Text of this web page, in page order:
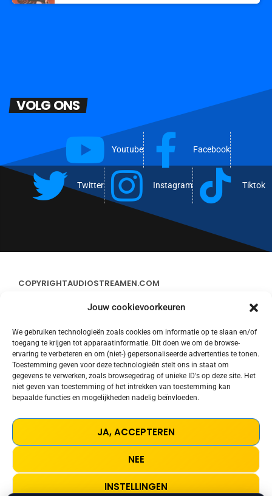
Jouw cookievoorkeuren
We gebruiken technologieën zoals cookies om informatie op te slaan en/of
toegang te krijgen tot apparaatinformatie. Dit doen we om de browse-
ervaring te verbeteren en om (niet-) gepersonaliseerde advertenties te tonen.
Toestemming geven voor deze technologieën stelt ons in staat om
gegevens te verwerken, zoals browsegedrag of unieke ID's op deze site. Het
niet geven van toestemming of het intrekken van toestemming kan
bepaalde functies en mogelijkheden nadelig beïnvloeden.
JA, ACCEPTEREN
NEE
INSTELLINGEN
VOLG ONS
Youtube Facebook
Twitter Instagram Tiktok
COPYRIGHTAUDIOSTREAMEN.COM
CONTACT
STREAMS
COOKIE POLICY (EU)